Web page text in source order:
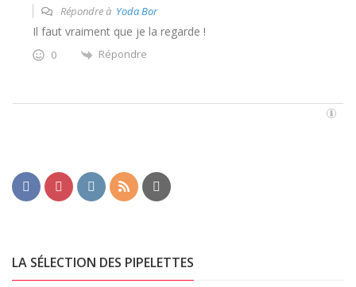
Répondre à Yoda Bor
Il faut vraiment que je la regarde !
0 Répondre
LA SÉLECTION DES PIPELETTES